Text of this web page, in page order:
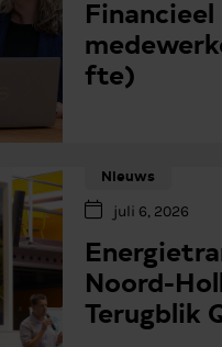
fte)
Nieuws
juli 6, 2026
Noord-
Terugblik